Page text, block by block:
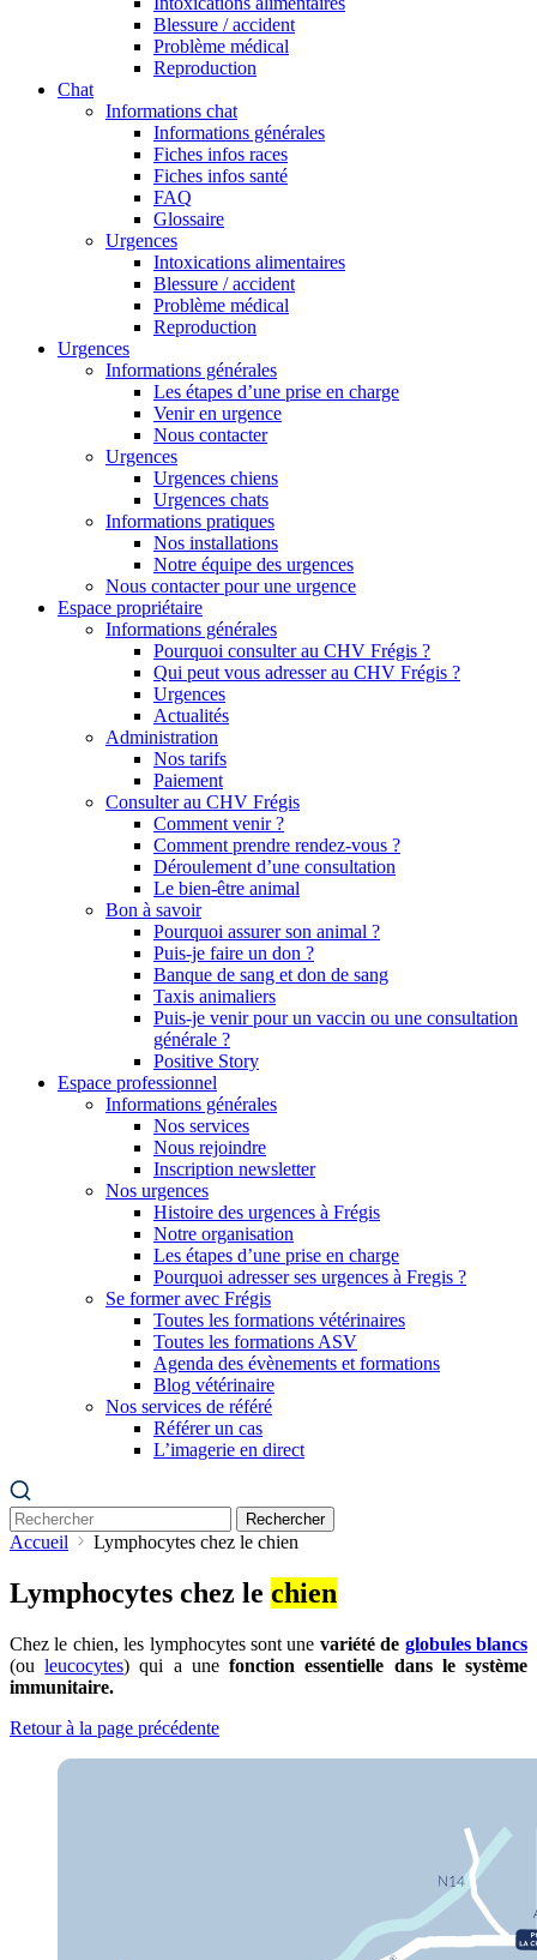
Blessure / accident
Problème médical
Reproduction
Chat
Informations chat
Informations générales
Fiches infos races
Fiches infos santé
FAQ
Glossaire
Urgences
Intoxications alimentaires
Blessure / accident
Problème médical
Reproduction
Urgences
Informations générales
Les étapes d’une prise en charge
Venir en urgence
Nous contacter
Urgences
Urgences chiens
Urgences chats
Informations pratiques
Nos installations
Notre équipe des urgences
Nous contacter pour une urgence
Espace propriétaire
Informations générales
Pourquoi consulter au CHV Frégis ?
Qui peut vous adresser au CHV Frégis ?
Urgences
Actualités
Administration
Nos tarifs
Paiement
Consulter au CHV Frégis
Comment venir ?
Comment prendre rendez-vous ?
Déroulement d’une consultation
Le bien-être animal
Bon à savoir
Pourquoi assurer son animal ?
Puis-je faire un don ?
Banque de sang et don de sang
Taxis animaliers
Puis-je venir pour un vaccin ou une consultation
générale ?
Positive Story
Espace professionnel
Informations générales
Nos services
Nous rejoindre
Inscription newsletter
Nos urgences
Histoire des urgences à Frégis
Notre organisation
Les étapes d’une prise en charge
Pourquoi adresser ses urgences à Fregis ?
Se former avec Frégis
Toutes les formations vétérinaires
Toutes les formations ASV
Agenda des évènements et formations
Blog vétérinaire
Nos services de référé
Référer un cas
L’imagerie en direct
Rechercher
Accueil Lymphocytes chez le chien
Lymphocytes chez le chien
Chez le chien, les lymphocytes sont une variété de globules blancs
(ouleucocytes) qui a unefonction essentielle dans le système
immunitaire.
Retour à la page précédente